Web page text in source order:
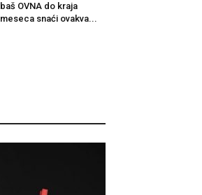
baš OVNA do kraja
meseca snaći ovakva...